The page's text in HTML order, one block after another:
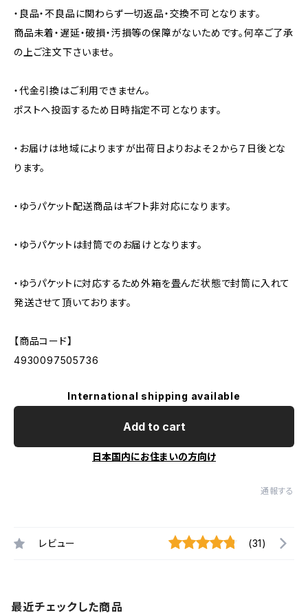
・良品・不良品に関わらず一切返品・交換不可となります。
商品未着・遅延・破損・汚損等の保障がないためです。何卒ご了承
の上ご注文下さいませ。
・代金引換はご利用できません。
ポストへ投函するため日時指定不可となります。
・お届けは地域によりますが出荷日よりおよそ２から７日後とな
ります。
・ゆうパケット配送商品はギフト非対応になります。
・ゆうパケットは封筒でのお届けとなります。
・ゆうパケットに対応するため外箱を畳んだ状態で封筒に入れて
発送させて頂いております。
【商品コード】
4930097505736
International shipping available
Add to cart
日本国内にお住まいの方向け
通報する
レビュー (31)
最近チェックした商品